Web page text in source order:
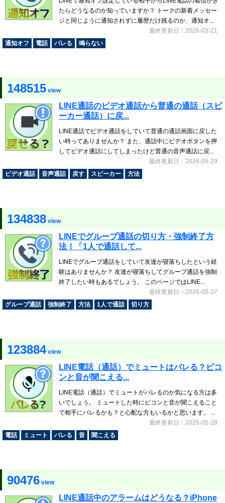
たらどうなるのか知っていますか？ トークの新着メッセー
ジと同じように通知されずに履歴だけ残るのか、通知オ...
最終更新日：2026-03-21
通知オフ
電話 バレる 鳴らない
148515 view
LINE通話のビデオ通話から普通の通話（スピ
ーカー通話）に戻...
LINE通話でビデオ通話をしていて普通の通話画面に戻した
い時ってありませんか？ また、通話中にビデオボタンを押
してビデオ通話にしてしまったけど普通の音声通話に戻...
最終更新日：2026-05-29
ビデオ通話
音声通話 戻す スピーカー 方法
134838 view
LINEでグループ通話の切り方・強制終了方
法！「1人で通話して...
LINEでグループ通話をしていて友達が寝落ちしたという経
験はありませんか？ 友達が寝落ちしてグループ通話を強制
終了したい時もあるでしょう。 このページではLINE...
最終更新日：2026-05-27
グループ通話
強制終了 方法 1人で通話 切り方
123884view
LINE電話（通話）でミュートはバレる？ピコ
ンと音が聞こえる...
LINE電話（通話）でミュートがバレるのか気になる方は多
いでしょう。 ミュートした時にピコンと音が聞こえること
で相手にバレるかも？と心配な方もいるかと思います。 ...
最終更新日：2026-05-28
電話
ミュート バレる 音 聞こえる
90476 view
LINE通話中のアラームはどうなる？iPhone